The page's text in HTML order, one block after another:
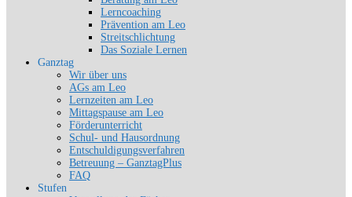
Lerncoaching
Prävention am Leo
Streitschlichtung
Das Soziale Lernen
Ganztag
Wir über uns
AGs am Leo
Lernzeiten am Leo
Mittagspause am Leo
Förderunterricht
Schul- und Hausordnung
Entschuldigungsverfahren
Betreuung – GanztagPlus
FAQ
Stufen